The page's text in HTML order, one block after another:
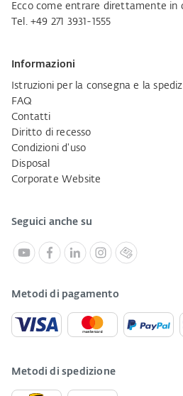
Ecco come entrare direttamente in
Tel. +49 271 3931-1555
Informazioni
Istruzioni per la consegna e la
FAQ
Contatti
Diritto di recesso
Condizioni d'uso
Disposal
Corporate Website
Seguici anche su
Metodi di pagamento
Metodi di spedizione